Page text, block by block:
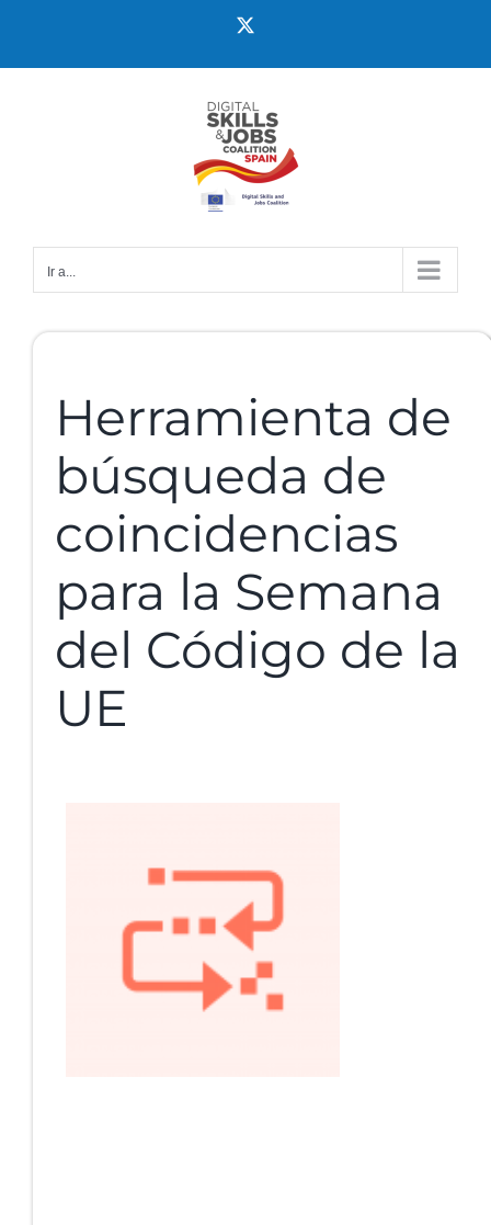
Ir a...
Herramienta de
búsqueda de
coincidencias
para la Semana
del Código de la
UE